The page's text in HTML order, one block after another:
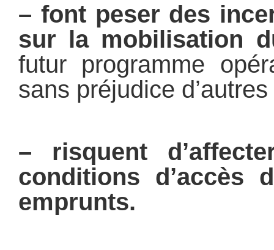
– font peser des
sur la mobilisation
futur programme
sans préjudice
– risquent
conditions d’accès
emprunts.